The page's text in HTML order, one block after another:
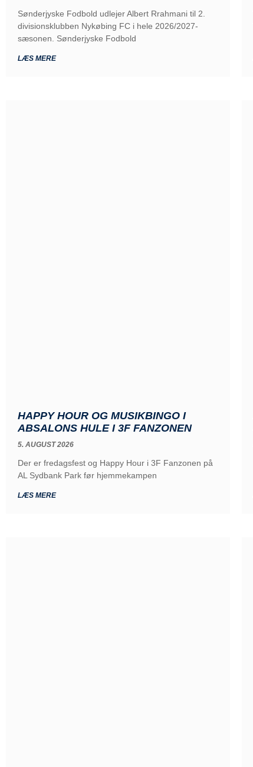
Sønderjyske Fodbold udlejer Albert Rrahmani til 2.
divisionsklubben Nykøbing FC i hele 2026/2027-
sæsonen. Sønderjyske Fodbold
LÆS MERE
HAPPY HOUR OG MUSIKBINGO I
ABSALONS HULE I 3F FANZONEN
5. AUGUST 2026
Der er fredagsfest og Happy Hour i 3F Fanzonen på
AL Sydbank Park før hjemmekampen
LÆS MERE